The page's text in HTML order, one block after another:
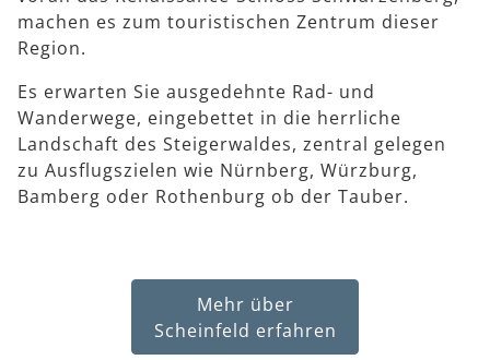
machen es zum touristischen Zentrum dieser
Region.
Es erwarten Sie ausgedehnte Rad- und
Wanderwege, eingebettet in die herrliche
Landschaft des Steigerwaldes, zentral gelegen
zu Ausflugszielen wie Nürnberg, Würzburg,
Bamberg oder Rothenburg ob der Tauber.
Mehr über
Scheinfeld erfahren